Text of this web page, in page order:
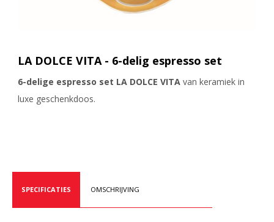
LA DOLCE VITA - 6-delig espresso set
6-delige espresso set LA DOLCE VITA van keramiek in
luxe geschenkdoos.
SPECIFICATIES OMSCHRIJVING